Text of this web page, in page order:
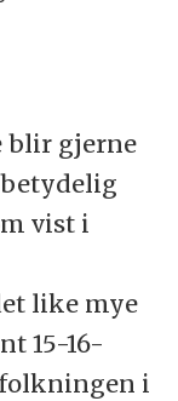
blir gjerne
vist i
like mye
15-16-
i